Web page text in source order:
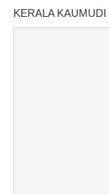
KERALA KAUMUDI